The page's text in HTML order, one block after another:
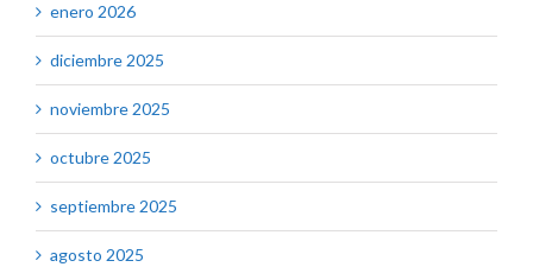
enero 2026
diciembre 2025
noviembre 2025
octubre 2025
septiembre 2025
agosto 2025